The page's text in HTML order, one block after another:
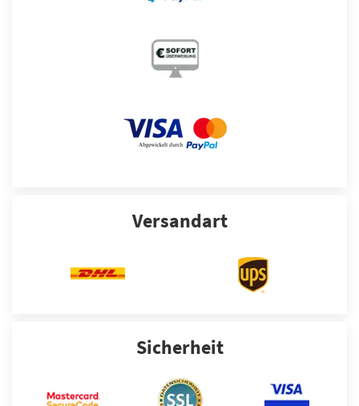
Versandart
Sicherheit